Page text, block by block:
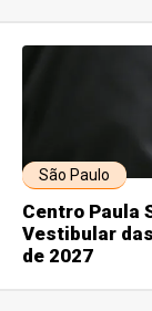
São Paulo
Centro Paula
Vestibular
de 2027